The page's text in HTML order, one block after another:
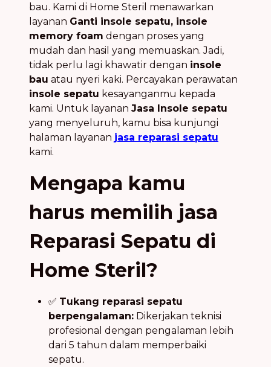
bau. Kami di Home Steril menawarkan
layanan Ganti insole sepatu, insole
memory foam dengan proses yang
mudah dan hasil yang memuaskan. Jadi,
tidak perlu lagi khawatir dengan insole
bau atau nyeri kaki. Percayakan perawatan
insole sepatu kesayanganmu kepada
kami. Untuk layanan Jasa Insole sepatu
yang menyeluruh, kamu bisa kunjungi
halaman layanan jasa reparasi sepatu
kami.
Mengapa kamu
harus memilih jasa
Reparasi Sepatu di
Home Steril?
✅ Tukang reparasi sepatu
berpengalaman: Dikerjakan teknisi
profesional dengan pengalaman lebih
dari 5 tahun dalam memperbaiki
sepatu.